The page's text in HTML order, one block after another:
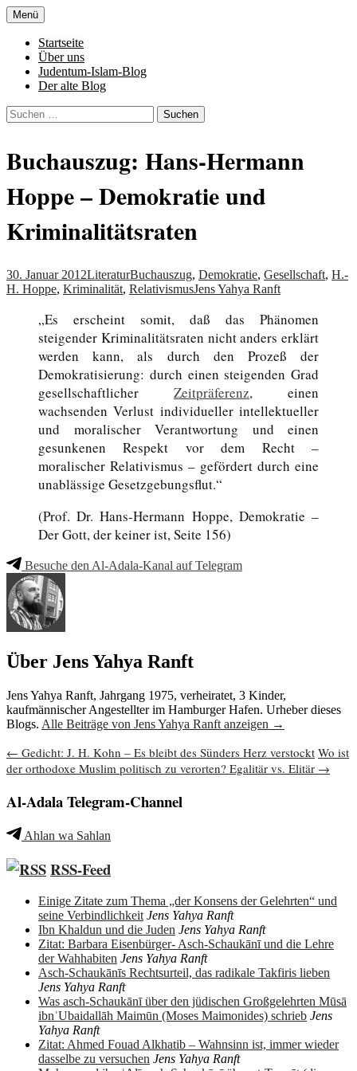
Zum
Inhalt
springen
Al-Adala.de
von allem
Menü
Startseite
Über uns
Judentum-Islam-Blog
Der alte Blog
Suchen
nach:
Buchauszug: Hans-Hermann
Hoppe – Demokratie und
Kriminalitätsraten
30. Januar 2012LiteraturBuchauszug, Demokratie, Gesellschaft, H.-
H. Hoppe, Kriminalität, RelativismusJens Yahya Ranft
„Es erscheint somit, daß das Phänomen
steigender Kriminalitätsraten nicht anders erklärt
werden kann, als durch den Prozeß der
Demokratisierung: durch einen steigenden Grad
gesellschaftlicher Zeitpräferenz, einen
wachsenden Verlust individueller intellektueller
und moralischer Verantwortung und einen
gesunkenen Respekt vor dem Recht –
moralischer Relativismus – gefördert durch eine
unablässige Gesetzgebungsflut.“
(Prof. Dr. Hans-Hermann Hoppe, Demokratie –
Der Gott, der keiner ist, Seite 156)
Besuche den Al-Adala-Kanal auf Telegram
Über Jens Yahya Ranft
Jens Yahya Ranft, Jahrgang 1975, verheiratet, 3 Kinder,
kaufmännischer Angestellter im Hamburger Hafen. Urheber dieses
Blogs. Alle Beiträge von Jens Yahya Ranft anzeigen →
Beitragsnavigation
← Gedicht: J. H. Kohn – Es bleibt des Sünders Herz verstockt Wo ist
der orthodoxe Muslim politisch zu verorten? Egalitär vs. Elitär →
Al-Adala Telegram-Channel
Ahlan wa Sahlan
RSS-Feed
Einige Zitate zum Thema „der Konsens der Gelehrten“ und
seine Verbindlichkeit Jens Yahya Ranft
Ibn Khaldun und die Juden Jens Yahya Ranft
Zitat: Barbara Eisenbürger- Asch-Schaukānī und die Lehre
der Wahhabiten Jens Yahya Ranft
Asch-Schaukānīs Rechtsurteil, das radikale Takfiris lieben
Jens Yahya Ranft
Was asch-Schaukānī über den jüdischen Großgelehrten Mūsā
ibnʿUbaidallāh Maimūn (Moses Maimonides) schrieb Jens
Yahya Ranft
Zitat: Ahmed Fouad Alkhatib – Wahnsinn ist, immer wieder
dasselbe zu versuchen Jens Yahya Ranft